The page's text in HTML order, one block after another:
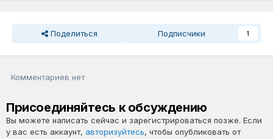
Поделиться Подписчики 1
Комментариев нет
Присоединяйтесь к обсуждению
Вы можете написать сейчас и зарегистрироваться позже. Если
у вас есть аккаунт, авторизуйтесь, чтобы опубликовать от